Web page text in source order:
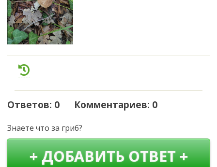
Ответов: 0 Комментариев: 0
Знаете что за гриб?
+ ДОБАВИТЬ ОТВЕТ +